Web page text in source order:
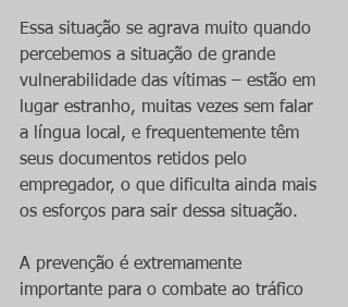
Essa situação se agrava muito quando
percebemos a situação de grande
vulnerabilidade das vítimas – estão em
lugar estranho, muitas vezes sem falar
a língua local, e frequentemente têm
seus documentos retidos pelo
empregador, o que dificulta ainda mais
os esforços para sair dessa situação.
A prevenção é extremamente
importante para o combate ao tráfico